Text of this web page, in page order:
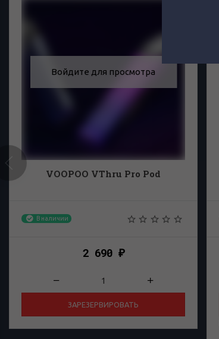
Войдите для просмотра
VOOPOO VThru Pro Pod
В наличии
2 690 ₽
ЗАРЕЗЕРВИРОВАТЬ